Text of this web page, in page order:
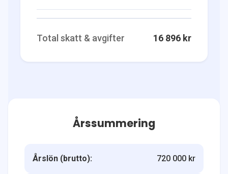
Total skatt & avgifter 16 896 kr
Årssummering
Årslön (brutto): 720 000 kr